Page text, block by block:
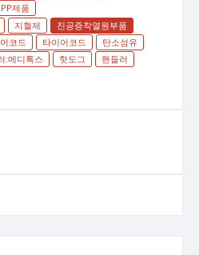
제품
지혈제
진공증착열원부품
코드 타이어코드
탄소섬유
:메디톡스 핫도그
핸들러